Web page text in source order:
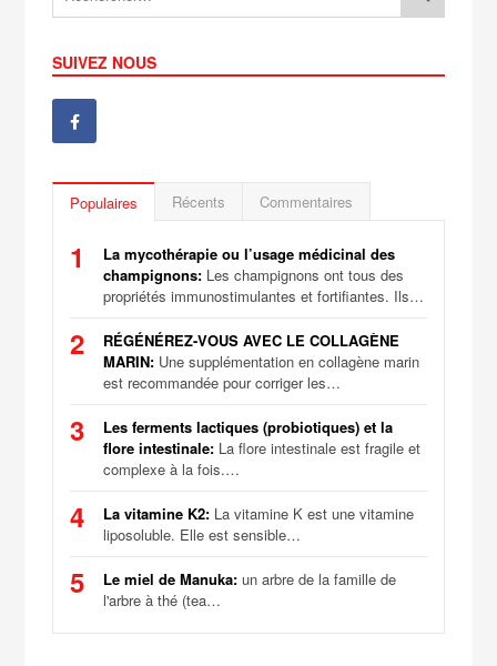
SUIVEZ NOUS
Populaires Récents Commentaires
1
La mycothérapie ou l’usage médicinal des
champignons: Les champignons ont tous des
propriétés immunostimulantes et fortifiantes. Ils…
2
RÉGÉNÉREZ-VOUS AVEC LE COLLAGÈNE
MARIN: Une supplémentation en collagène marin
est recommandée pour corriger les…
3
Les ferments lactiques (probiotiques) et la
flore intestinale: La flore intestinale est fragile et
complexe à la fois.…
4 La vitamine K2: La vitamine K est une vitamine
liposoluble. Elle est sensible…
5 Le miel de Manuka: un arbre de la famille de
l'arbre à thé (tea…